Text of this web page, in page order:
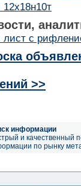
с
>>
информации
и качественный
по рынку